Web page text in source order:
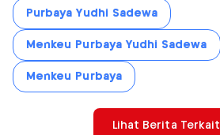
Purbaya Yudhi Sadewa
Menkeu Purbaya Yudhi Sadewa
Menkeu Purbaya
Lihat Berita Terkait